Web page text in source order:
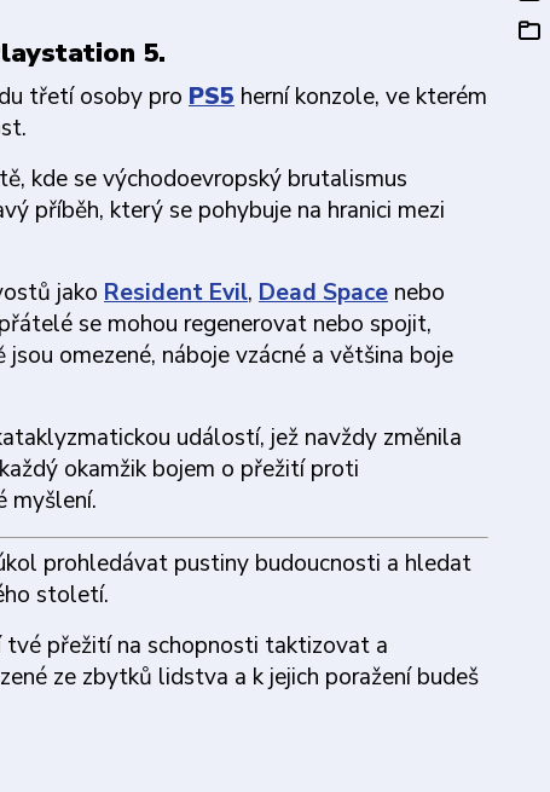
5.
třetí osoby pro PS5 herní konzole, ve kterém
kde se východoevropský brutalismus
příběh, který se pohybuje na hranici mezi
jako Resident Evil, Dead Space nebo
se mohou regenerovat nebo spojit,
omezené, náboje vzácné a většina boje
událostí, jež navždy změnila
okamžik bojem o přežití proti
myšlení.
prohledávat pustiny budoucnosti a hledat
století.
přežití na schopnosti taktizovat a
ze zbytků lidstva a k jejich poražení budeš